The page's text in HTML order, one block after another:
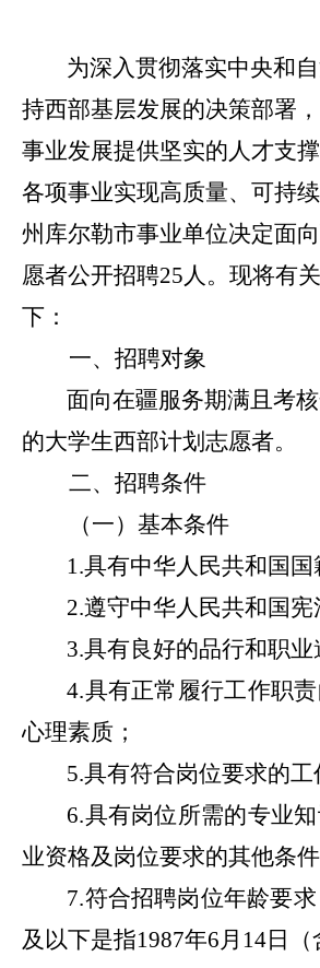
为深入贯彻落实中央和
持西部基层发展的决策部署
事业发展提供坚实的人才支
各项事业实现高质量、可持
州库尔勒市事业单位决定面
愿者公开招聘25 人。现将有关
下 ：
一、 招聘对象
面向在疆服务期满且考
的大学生西部计划志愿者。
二、 招聘条件
（一）基本条件
1.具有中华人民共和国国
2.遵守中华人民共和国宪
3.具有良好的品行和职业
4.具有正常履行工作职
心理素质 ；
5.具有符合岗位要求的工
6.具有岗位所需的专业知
业资格及岗位要求的其他条件
7.符合招聘岗位年龄要
及以下是指1987年6 月 14日（